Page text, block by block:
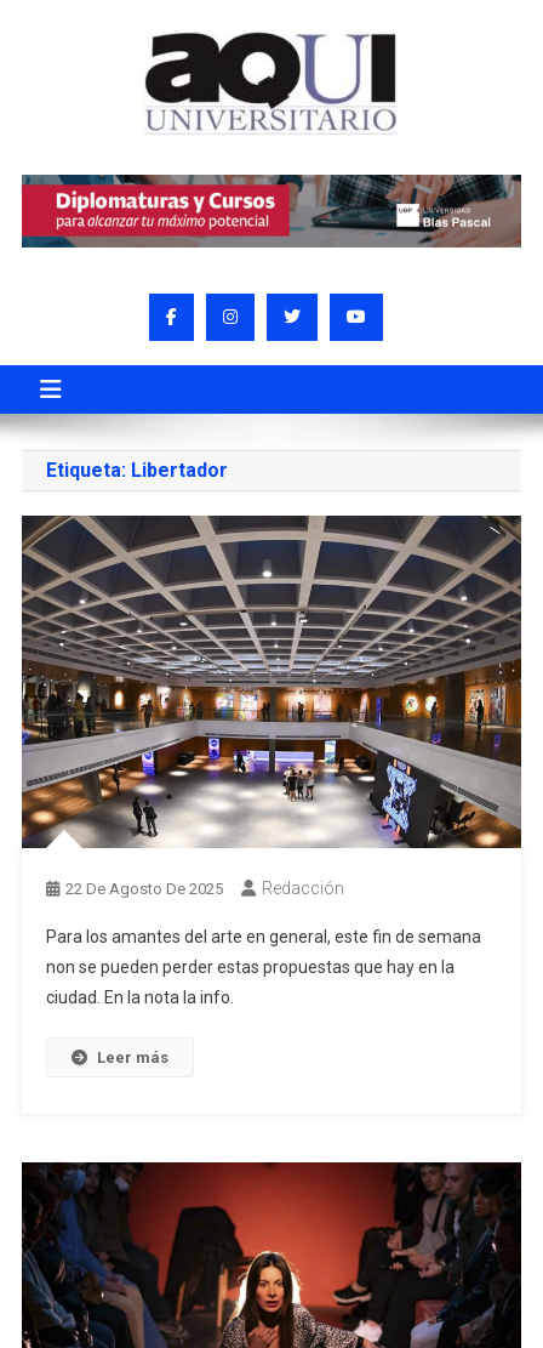
Etiqueta: Libertador
22 De Agosto De 2025 Redacción
Para los amantes del arte en general, este fin de semana
non se pueden perder estas propuestas que hay en la
ciudad. En la nota la info.
Leer más